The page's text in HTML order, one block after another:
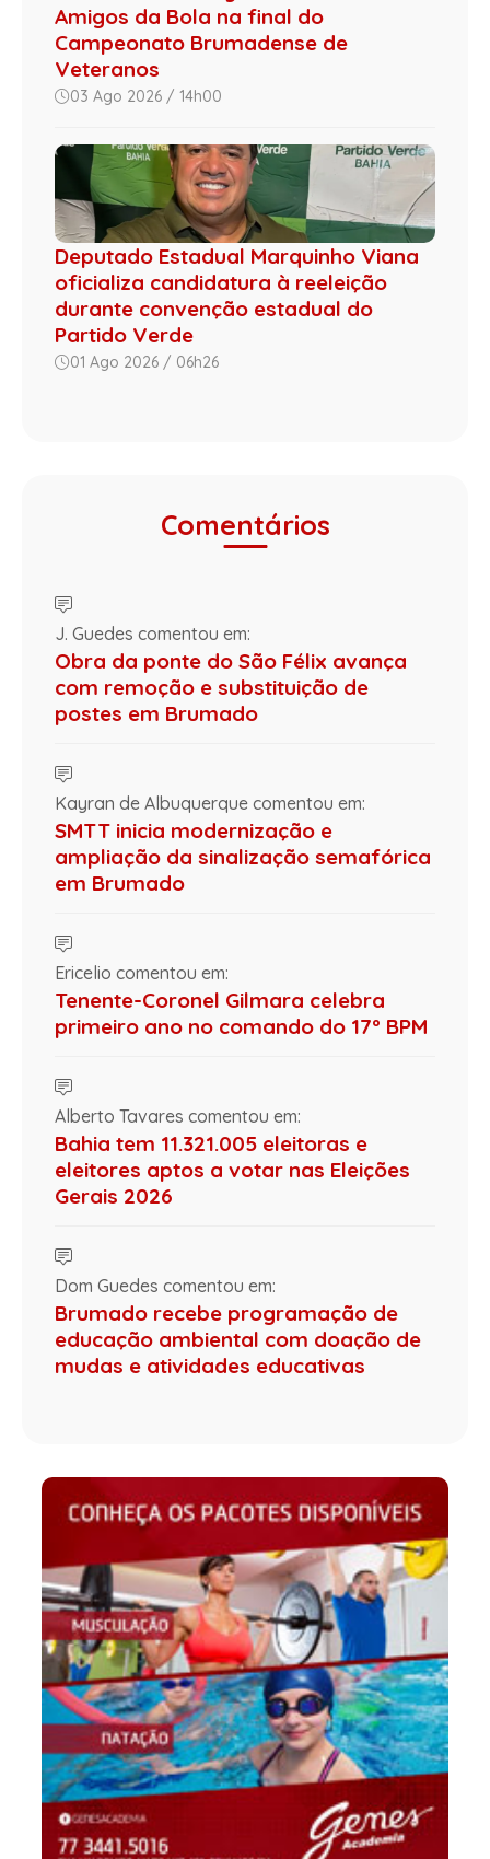
Amigos da Bola na final do
Campeonato Brumadense de
Veteranos
03 Ago 2026 / 14h00
Deputado Estadual Marquinho Viana
oficializa candidatura à reeleição
durante convenção estadual do
Partido Verde
01 Ago 2026 / 06h26
Comentários
J. Guedes comentou em:
Obra da ponte do São Félix avança
com remoção e substituição de
postes em Brumado
Kayran de Albuquerque comentou em:
SMTT inicia modernização e
ampliação da sinalização semafórica
em Brumado
Ericelio comentou em:
Tenente-Coronel Gilmara celebra
primeiro ano no comando do 17º BPM
Alberto Tavares comentou em:
Bahia tem 11.321.005 eleitoras e
eleitores aptos a votar nas Eleições
Gerais 2026
Dom Guedes comentou em:
Brumado recebe programação de
educação ambiental com doação de
mudas e atividades educativas